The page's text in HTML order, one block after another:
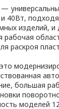
40Вт,
изделий, и
раскроя
большая
моделей